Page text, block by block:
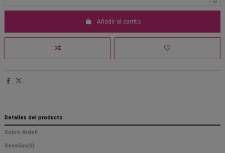
Añadir al carrito
Detalles del producto
Sobre Ardell
Reseñas(0)